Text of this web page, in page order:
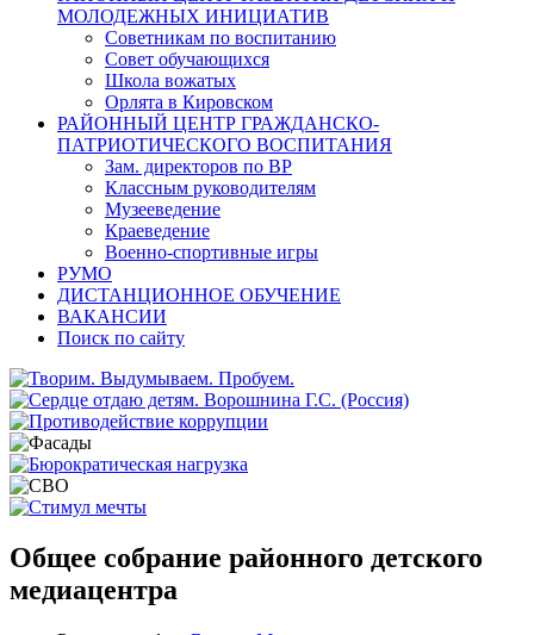
МОЛОДЕЖНЫХ ИНИЦИАТИВ
Советникам по воспитанию
Совет обучающихся
Школа вожатых
Орлята в Кировском
РАЙОННЫЙ ЦЕНТР ГРАЖДАНСКО-
ПАТРИОТИЧЕСКОГО ВОСПИТАНИЯ
Зам. директоров по ВР
Классным руководителям
Музееведение
Краеведение
Военно-спортивные игры
РУМО
ДИСТАНЦИОННОЕ ОБУЧЕНИЕ
ВАКАНСИИ
Поиск по сайту
Общее собрание районного детского
медиацентра